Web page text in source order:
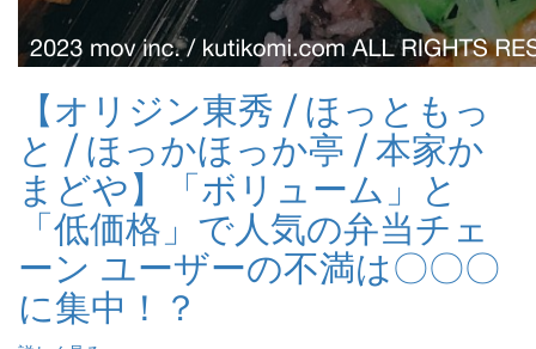
【オリジン東秀 / ほっともっ
と / ほっかほっか亭 / 本家か
まどや】「ボリューム」と
「低価格」で人気の弁当チェ
ーン ユーザーの不満は〇〇〇
に集中！？